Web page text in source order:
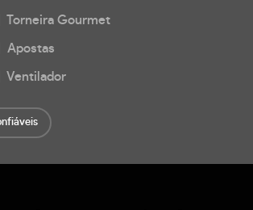
Torneira Gourmet
Apostas
Ventilador